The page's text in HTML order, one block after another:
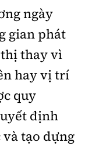
ngày
gian phát
thay vì
hay vị trí
quy
định
tạo dựng